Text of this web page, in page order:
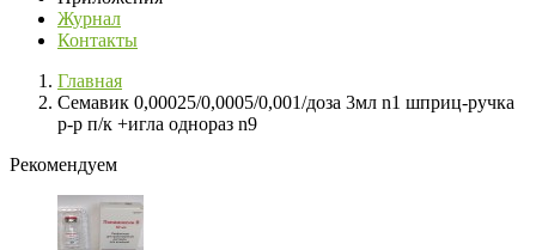
Журнал
Контакты
Главная
Семавик 0,00025/0,0005/0,001/доза 3мл n1 шприц-ручка
р-р п/к +игла однораз n9
Рекомендуем